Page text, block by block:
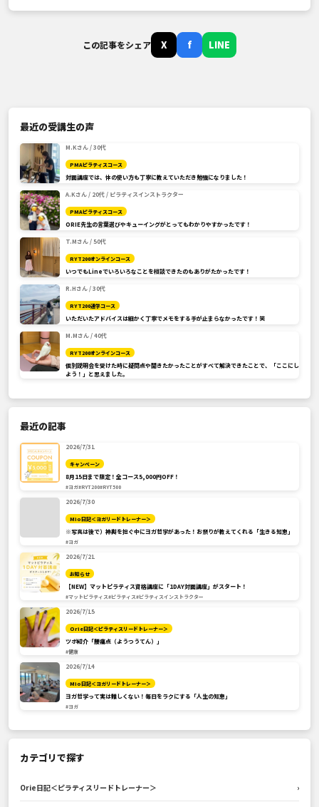
この記事をシェア X f LINE
最近の受講生の声
M.Kさん / 30代
PMAピラティスコース
対面講座では、体の使い方も丁寧に教えていただき勉強になりました！
A.Kさん / 20代 / ピラティスインストラクター
PMAピラティスコース
ORIE先生の言葉選びやキューイングがとってもわかりやすかったです！
T.Mさん / 50代
RYT200オンラインコース
いつでもLineでいろいろなことを相談できたのもありがたかったです！
R.Hさん / 30代
RYT200通学コース
いただいたアドバイスは細かく丁寧でメモをする手が止まらなかったです！笑
M.Mさん / 40代
RYT200オンラインコース
個別説明会を受けた時に疑問点や聞きたかったことがすべて解決できたことで、「ここにし
よう！」と思えました。
最近の記事
2026/7/31
キャンペーン
8月15日まで限定！全コース5,000円OFF！
#ヨガ#RYT200#RYT500
2026/7/30
Mio日記＜ヨガリードトレーナー＞
※写真は後で）神輿を担ぐ中にヨガ哲学があった！お祭りが教えてくれる「生きる知恵」
#ヨガ
2026/7/21
お知らせ
【NEW】マットピラティス資格講座に「1DAY対面講座」がスタート！
#マットピラティス#ピラティス#ピラティスインストラクター
2026/7/15
Orie日記＜ピラティスリードトレーナー＞
ツボ紹介「腰痛点（ようつうてん）」
#健康
2026/7/14
Mio日記＜ヨガリードトレーナー＞
ヨガ哲学って実は難しくない！毎日をラクにする「人生の知恵」
#ヨガ
カテゴリで探す
Orie日記＜ピラティスリードトレーナー＞ ›